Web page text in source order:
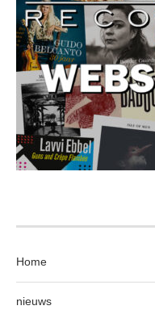
Home
nieuws